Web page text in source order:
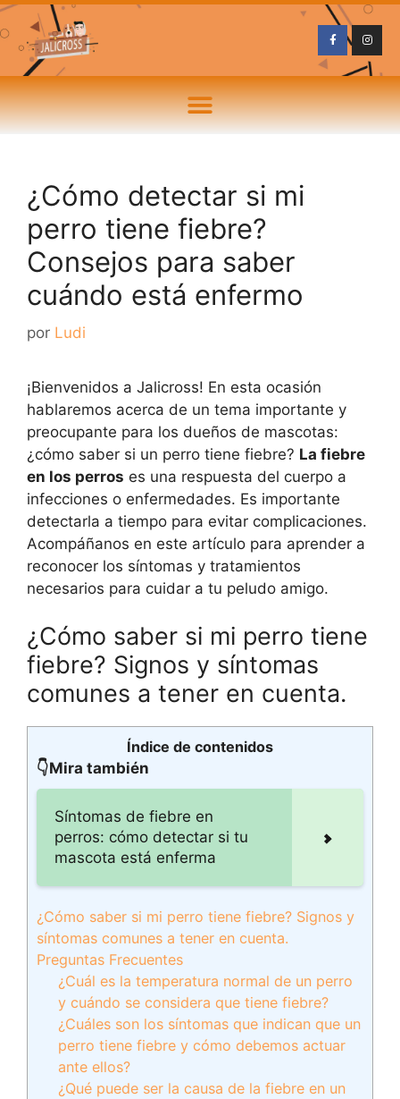
¿Cómo detectar si mi
perro tiene fiebre?
Consejos para saber
cuándo está enfermo
por Ludi
¡Bienvenidos a Jalicross! En esta ocasión
hablaremos acerca de un tema importante y
preocupante para los dueños de mascotas:
¿cómo saber si un perro tiene fiebre? La fiebre
en los perros es una respuesta del cuerpo a
infecciones o enfermedades. Es importante
detectarla a tiempo para evitar complicaciones.
Acompáñanos en este artículo para aprender a
reconocer los síntomas y tratamientos
necesarios para cuidar a tu peludo amigo.
¿Cómo saber si mi perro tiene
fiebre? Signos y síntomas
comunes a tener en cuenta.
Índice de contenidos
👇Mira también
Síntomas de fiebre en
perros: cómo detectar si tu
mascota está enferma
¿Cómo saber si mi perro tiene fiebre? Signos y
síntomas comunes a tener en cuenta.
Preguntas Frecuentes
¿Cuál es la temperatura normal de un perro
y cuándo se considera que tiene fiebre?
¿Cuáles son los síntomas que indican que un
perro tiene fiebre y cómo debemos actuar
ante ellos?
¿Qué puede ser la causa de la fiebre en un